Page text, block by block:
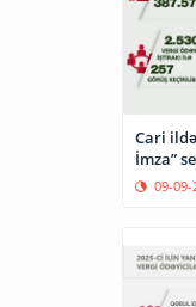
Cari
İmza”
09-09-